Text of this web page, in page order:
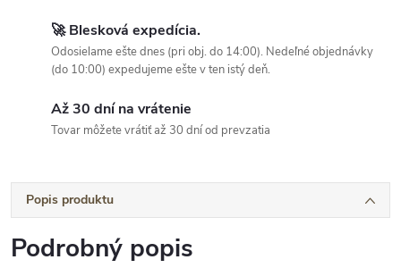
🚀 Blesková expedícia.
Odosielame ešte dnes (pri obj. do 14:00). Nedeľné objednávky
(do 10:00) expedujeme ešte v ten istý deň.
Až 30 dní na vrátenie
Tovar môžete vrátiť až 30 dní od prevzatia
Popis produktu
Podrobný popis